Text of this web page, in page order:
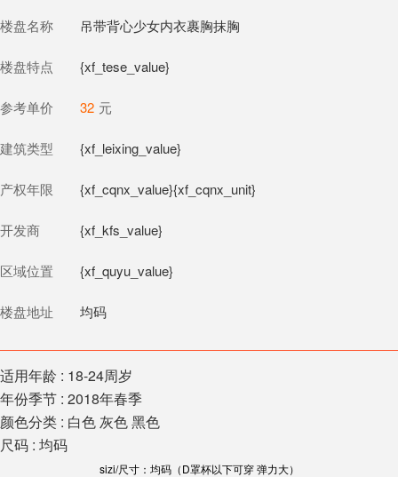
楼盘名称 吊带背心少女内衣裹胸抹胸
楼盘特点 {xf_tese_value}
参考单价 32 元
建筑类型 {xf_leixing_value}
产权年限 {xf_cqnx_value}{xf_cqnx_unit}
开发商 {xf_kfs_value}
区域位置 {xf_quyu_value}
楼盘地址 均码
适用年龄 : 18-24周岁
年份季节 : 2018年春季
颜色分类 : 白色 灰色 黑色
尺码 : 均码
sizi/尺寸：均码（D罩杯以下可穿 弹力大）